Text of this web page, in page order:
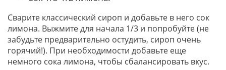
Сварите классический сироп и добавьте в него сок
лимона. Выжмите для начала 1/3 и попробуйте (не
забудьте предварительно остудить, сироп очень
горячий!). При необходимости добавьте еще
немного сока лимона, чтобы сбалансировать вкус.